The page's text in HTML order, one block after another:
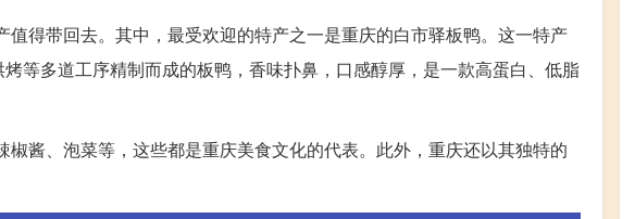
得带回去。其中，最受欢迎的特产之一是重庆的白市驿板鸭。这一特产
等多道工序精制而成的板鸭，香味扑鼻，口感醇厚，是一款高蛋白、低脂
酱、泡菜等，这些都是重庆美食文化的代表。此外，重庆还以其独特的